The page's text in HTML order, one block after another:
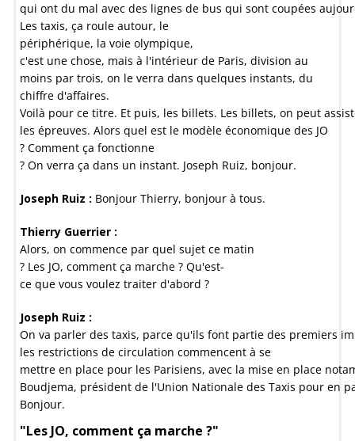
qui ont du mal avec des lignes de bus qui sont coupées
Les taxis, ça roule autour, le
périphérique, la voie olympique,
c'est une chose, mais à l'intérieur de Paris, division au
moins par trois, on le verra dans quelques instants, du
chiffre d'affaires.
Voilà pour ce titre. Et puis, les billets. Les billets, on peut
les épreuves. Alors quel est le modèle économique des JO
? Comment ça fonctionne
? On verra ça dans un instant. Joseph Ruiz, bonjour.
Joseph Ruiz : Bonjour Thierry, bonjour à tous.
Thierry Guerrier :
Alors, on commence par quel sujet ce matin
? Les JO, comment ça marche ? Qu'est-
ce que vous voulez traiter d'abord ?
Joseph Ruiz :
On va parler des taxis, parce qu'ils font partie des premiers
les restrictions de circulation commencent à se
mettre en place pour les Parisiens, avec la mise en place
Boudjema, président de l'Union Nationale des Taxis pour en
Bonjour.
"Les JO, comment ça marche ?"